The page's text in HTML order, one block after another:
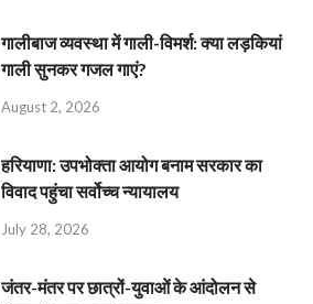
गालीबाज व्‍यवस्‍था में गाली-विमर्श: क्या लड़कियां
गाली सुनकर गजल गाएं?
August 2, 2026
हरियाणा: उपभोक्ता आयोग बनाम सरकार का
विवाद पहुंचा सर्वोच्च न्यायालय
July 28, 2026
जंतर-मंतर पर छात्रों-युवाओं के आंदोलन से